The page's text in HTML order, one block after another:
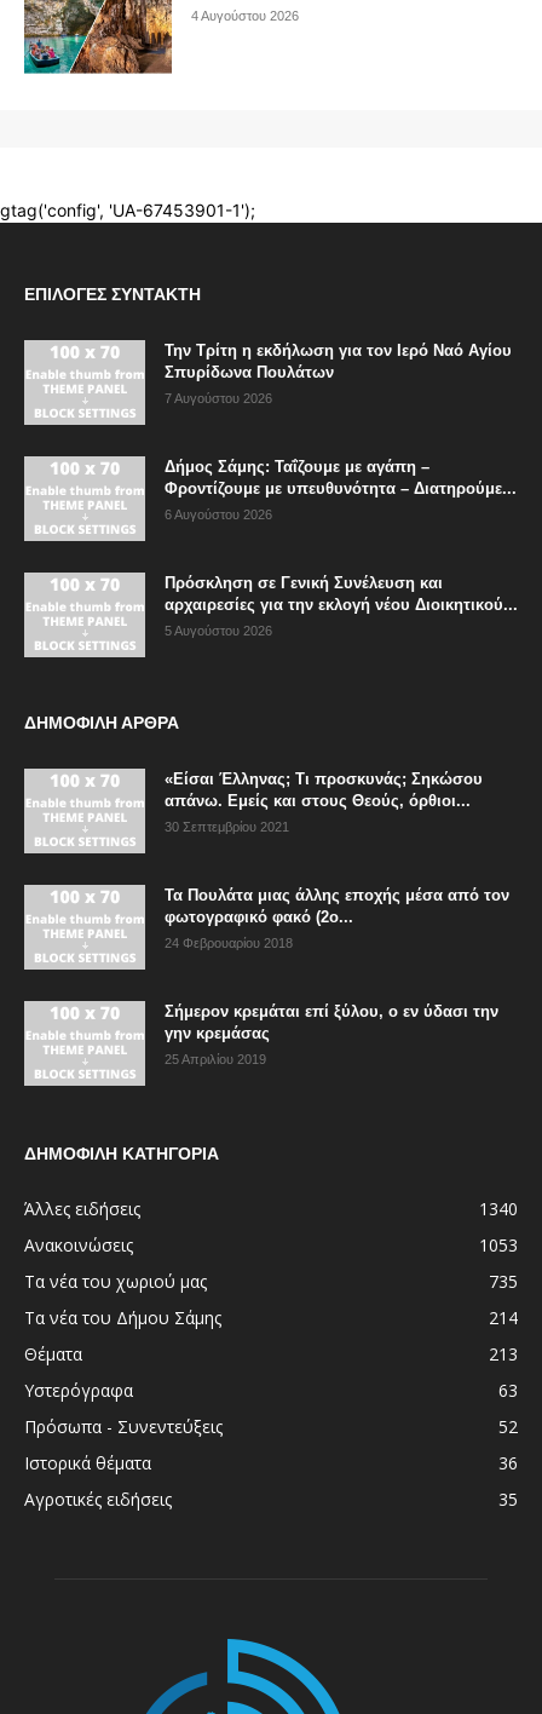
ΕΠΙΛΟΓΈΣ ΣΥΝΤΆΚΤΗ
Την Τρίτη η εκδήλωση για τον Ιερό Ναό Αγίου
Σπυρίδωνα Πουλάτων
7 Αυγούστου 2026
Δήμος Σάμης: Ταΐζουμε με αγάπη –
Φροντίζουμε με υπευθυνότητα – Διατηρούμε...
6 Αυγούστου 2026
Πρόσκληση σε Γενική Συνέλευση και
αρχαιρεσίες για την εκλογή νέου Διοικητικού...
5 Αυγούστου 2026
ΔΗΜΟΦΙΛΗ ΑΡΘΡΑ
«Είσαι Έλληνας; Τι προσκυνάς; Σηκώσου
απάνω. Εμείς και στους Θεούς, όρθιοι...
30 Σεπτεμβρίου 2021
Τα Πουλάτα μιας άλλης εποχής μέσα από τον
φωτογραφικό φακό (2ο...
24 Φεβρουαρίου 2018
Σήμερον κρεμάται επί ξύλου, ο εν ύδασι την
γην κρεμάσας
25 Απριλίου 2019
ΔΗΜΟΦΙΛΗ ΚΑΤΗΓΟΡΙΑ
Άλλες ειδήσεις
1340
Ανακοινώσεις
1053
Τα νέα του χωριού μας
735
Τα νέα του Δήμου Σάμης
214
Θέματα
213
Υστερόγραφα
63
Πρόσωπα - Συνεντεύξεις
52
Ιστορικά θέματα
36
Αγροτικές ειδήσεις
35